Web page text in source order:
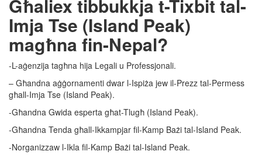
Għaliex tibbukkja t-Tixbit tal-
Imja Tse (Island Peak)
magħna fin-Nepal?
-L-aġenzija tagħna hija Legali u Professjonali.
– Għandna aġġornamenti dwar l-Ispiża jew il-Prezz tal-Permess
għall-Imja Tse (Island Peak).
-Għandna Gwida esperta għat-Tlugħ (Island Peak).
-Għandna Tenda għall-Ikkampjar fil-Kamp Bażi tal-Island Peak.
-Norganizzaw l-Ikla fil-Kamp Bażi tal-Island Peak.